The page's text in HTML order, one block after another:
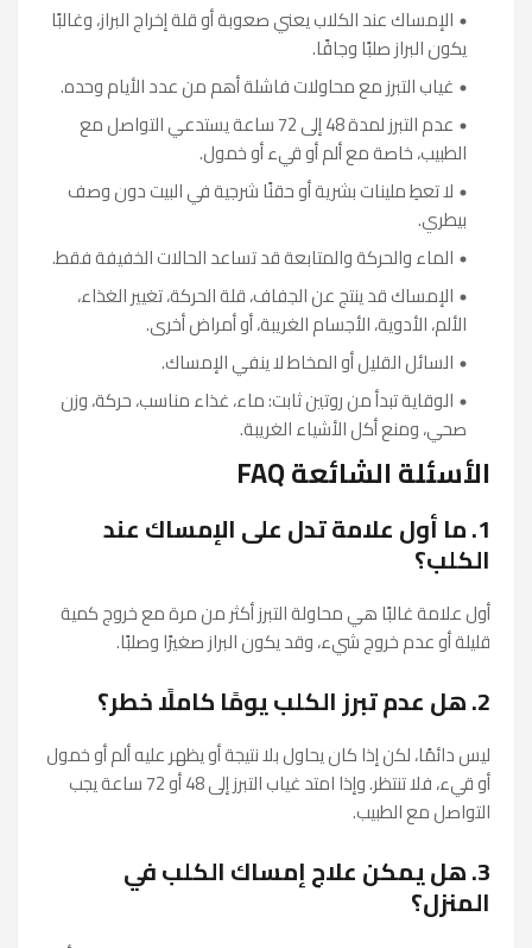
الإمساك عند الكلاب يعني صعوبة أو قلة إخراج البراز، وغالبًا
يكون البراز صلبًا وجافًا.
غياب التبرز مع محاولات فاشلة أهم من عدد الأيام وحده.
عدم التبرز لمدة 48 إلى 72 ساعة يستدعي التواصل مع
الطبيب، خاصة مع ألم أو قيء أو خمول.
لا تعطِ ملينات بشرية أو حقنًا شرجية في البيت دون وصف
بيطري.
الماء والحركة والمتابعة قد تساعد الحالات الخفيفة فقط.
الإمساك قد ينتج عن الجفاف، قلة الحركة، تغيير الغذاء،
الألم، الأدوية، الأجسام الغريبة، أو أمراض أخرى.
السائل القليل أو المخاط لا ينفي الإمساك.
الوقاية تبدأ من روتين ثابت: ماء، غذاء مناسب، حركة، وزن
صحي، ومنع أكل الأشياء الغريبة.
الأسئلة الشائعة FAQ
1. ما أول علامة تدل على الإمساك عند
الكلب؟
أول علامة غالبًا هي محاولة التبرز أكثر من مرة مع خروج كمية
قليلة أو عدم خروج شيء، وقد يكون البراز صغيرًا وصلبًا.
2. هل عدم تبرز الكلب يومًا كاملًا خطر؟
ليس دائمًا، لكن إذا كان يحاول بلا نتيجة أو يظهر عليه ألم أو خمول
أو قيء، فلا تنتظر. وإذا امتد غياب التبرز إلى 48 أو 72 ساعة يجب
التواصل مع الطبيب.
3. هل يمكن علاج إمساك الكلب في
المنزل؟